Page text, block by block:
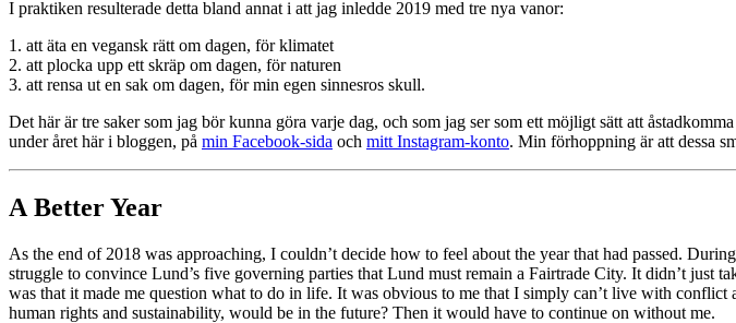
I praktiken resulterade detta bland annat i att jag inledde 2019 med tre nya vanor:
1. att äta en vegansk rätt om dagen, för klimatet
2. att plocka upp ett skräp om dagen, för naturen
3. att rensa ut en sak om dagen, för min egen sinnesros skull.
Det här är tre saker som jag bör kunna göra varje dag, och som jag ser som ett möjligt sätt att
under året här i bloggen, på min Facebook-sida och mitt Instagram-konto. Min förhoppning är att dessa
A Better Year
As the end of 2018 was approaching, I couldn’t decide how to feel about the year that had passed.
struggle to convince Lund’s five governing parties that Lund must remain a Fairtrade City. It didn’t just
was that it made me question what to do in life. It was obvious to me that I simply can’t live with
human rights and sustainability, would be in the future? Then it would have to continue on without me.